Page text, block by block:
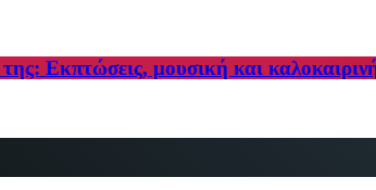
Εκπτώσεις, μουσική και